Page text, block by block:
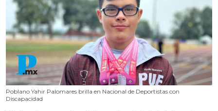
Poblano Yahir Palomares brilla en Nacional de Deportistas con
Discapacidad